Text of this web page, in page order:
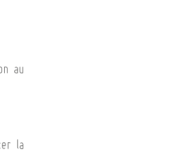
au
la